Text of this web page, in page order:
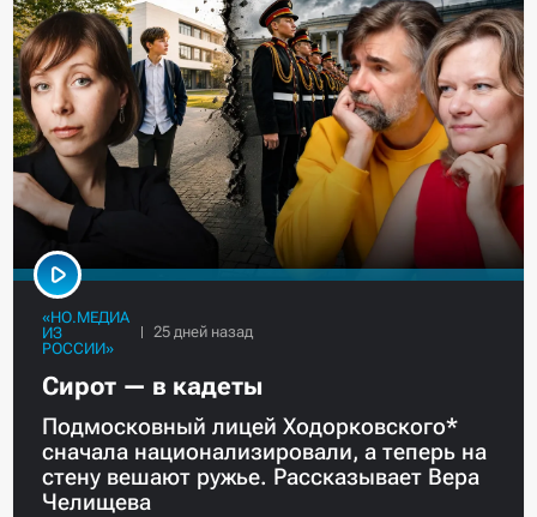
«НО.МЕДИА
ИЗ
РОССИИ»
Сирот — в кадеты
Подмосковный лицей Ходорковского*
сначала национализировали, а теперь на
стену вешают ружье. Рассказывает Вера
Челищева